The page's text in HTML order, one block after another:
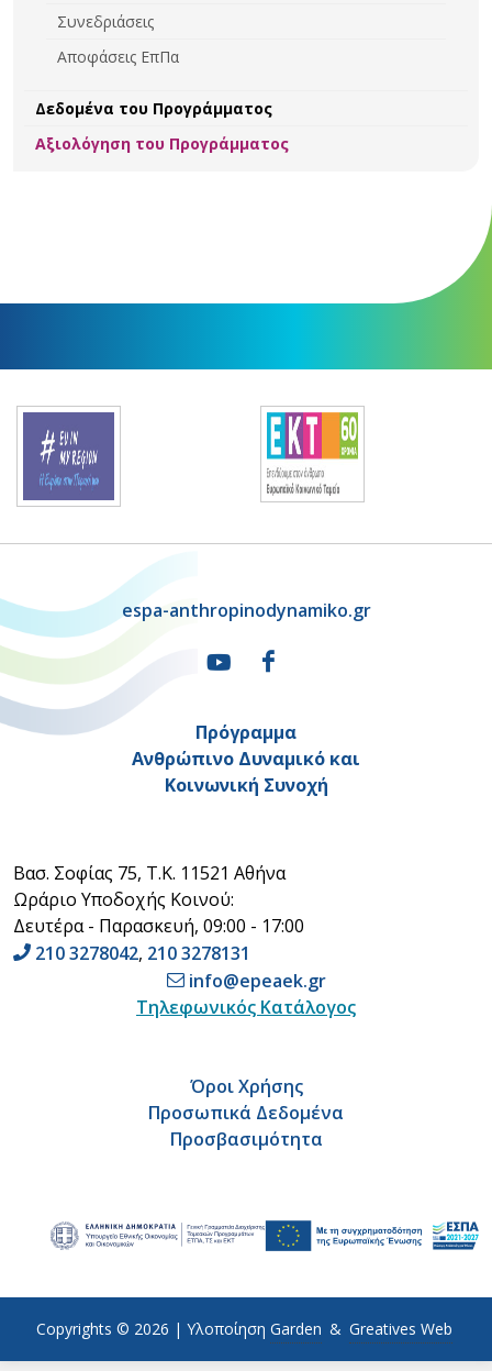
Συνεδριάσεις
Αποφάσεις ΕπΠα
Δεδομένα του Προγράμματος
Αξιολόγηση του Προγράμματος
espa-anthropinodynamiko.gr
Βασ. Σοφίας 75, Τ.Κ. 11521 Αθήνα
Ωράριο Υποδοχής Κοινού:
Δευτέρα - Παρασκευή, 09:00 - 17:00
210 3278042, 210 3278131
info@epeaek.gr
Τηλεφωνικός Κατάλογος
Πρόγραμμα
Ανθρώπινο Δυναμικό και
Κοινωνική Συνοχή
Όροι Χρήσης
Προσωπικά Δεδομένα
Προσβασιμότητα
Copyrights © 2026 | Υλοποίηση Garden & Greatives Web